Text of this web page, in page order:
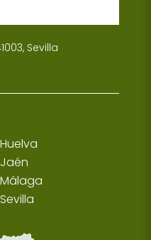
Sevilla
Huelva
Jaén
Málaga
Sevilla